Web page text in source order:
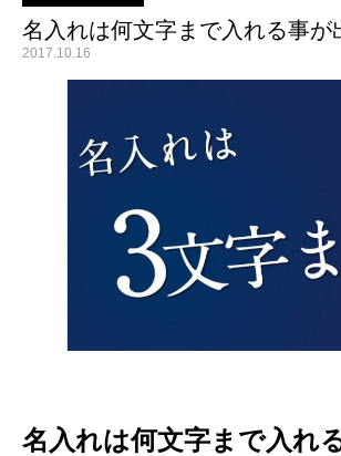
名入れは何文字まで入れる事が
2017.10.16
名入れは何文字まで入れ